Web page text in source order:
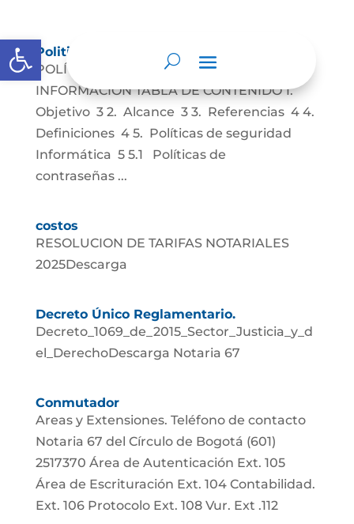
Abrir barra de herramientas
Politicas De Seguridad De la Información
POLÍTICAS DE SEGURIDAD DE LA
INFORMACIÓN TABLA DE CONTENIDO 1.
Objetivo 3 2. Alcance 3 3. Referencias 4 4.
Definiciones 4 5. Políticas de seguridad
Informática 5 5.1 Políticas de
contraseñas ...
costos
RESOLUCION DE TARIFAS NOTARIALES
2025Descarga
Decreto Único Reglamentario.
Decreto_1069_de_2015_Sector_Justicia_y_d
el_DerechoDescarga Notaria 67
Conmutador
Areas y Extensiones. Teléfono de contacto
Notaria 67 del Círculo de Bogotá (601)
2517370 Área de Autenticación Ext. 105
Área de Escrituración Ext. 104 Contabilidad.
Ext. 106 Protocolo Ext. 108 Vur. Ext .112